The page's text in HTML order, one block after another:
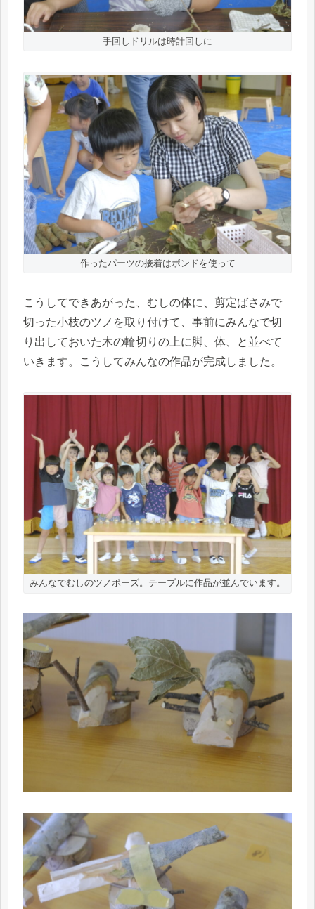
手回しドリルは時計回しに
作ったパーツの接着はボンドを使って
こうしてできあがった、むしの体に、剪定ばさみで
切った小枝のツノを取り付けて、事前にみんなで切
り出しておいた木の輪切りの上に脚、体、と並べて
いきます。こうしてみんなの作品が完成しました。
みんなでむしのツノポーズ。テーブルに作品が並んでいます。